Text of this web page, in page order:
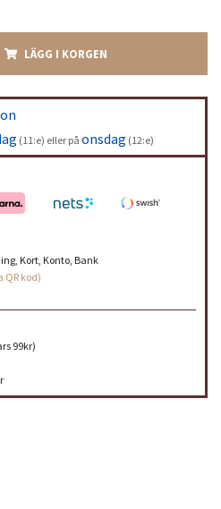
LÄGG I KORGEN
(11:e) eller på onsdag (12:e)
Kort, Konto, Bank
QR kod)
99kr)